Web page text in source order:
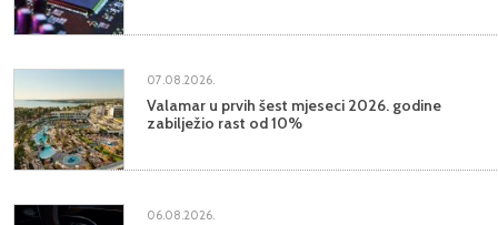
07.08.2026.
Valamar u prvih šest mjeseci 2026. godine
zabilježio rast od 10%
06.08.2026.